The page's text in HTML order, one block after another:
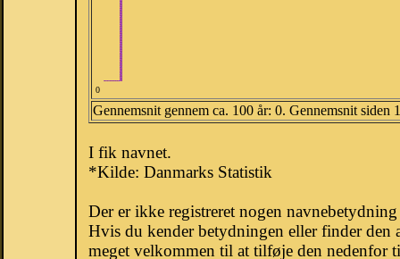
0
Gennemsnit gennem ca. 100 år: 0. Gennemsnit siden
I fik navnet.
*Kilde: Danmarks Statistik
Der er ikke registreret nogen
Hvis du kender betydningen eller finder den
meget velkommen til at tilføje den nedenfor